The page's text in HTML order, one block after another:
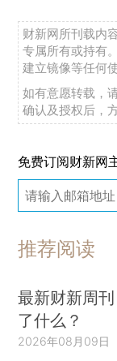
财新网所刊载内
专属所有或持有
建立镜像等任何使
如有意愿转载，
确认及授权后，
免费订阅财新网
推荐阅读
最新财新周
了什么？
2026年08月09日